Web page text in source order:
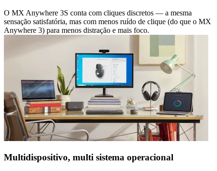
O MX Anywhere 3S conta com cliques discretos — a mesma
sensação satisfatória, mas com menos ruído de clique (do que o MX
Anywhere 3) para menos distração e mais foco.
Multidispositivo, multi sistema operacional